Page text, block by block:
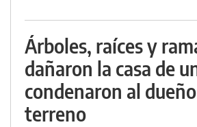
Árboles, raíces y
dañaron la casa de
condenaron al
terreno